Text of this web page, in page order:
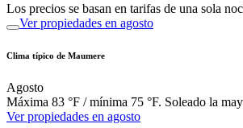
Los precios se basan en tarifas de una sola
Ver propiedades en agosto
Clima típico de Maumere
Agosto
Máxima 83 °F / mínima 75 °F. Soleado la
Ver propiedades en agosto